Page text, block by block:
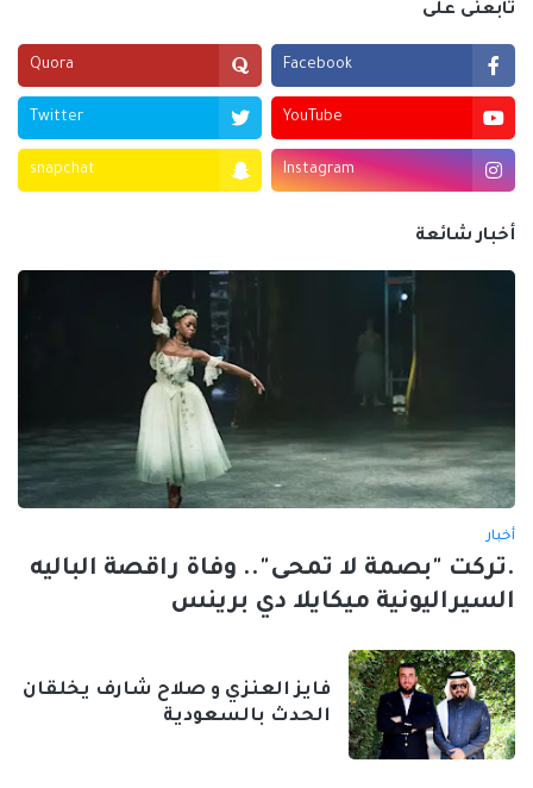
تابعنى على
Facebook
Quora
YouTube
Twitter
Instagram
snapchat
أخبار شائعة
أخبار
.تركت "بصمة لا تمحى".. وفاة راقصة الباليه
السيراليونية ميكايلا دي برينس
فايز العنزي و صلاح شارف يخلقان
الحدث بالسعودية